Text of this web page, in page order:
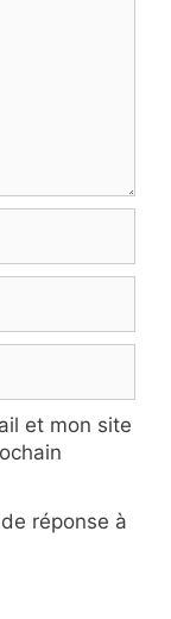
et mon site
réponse à